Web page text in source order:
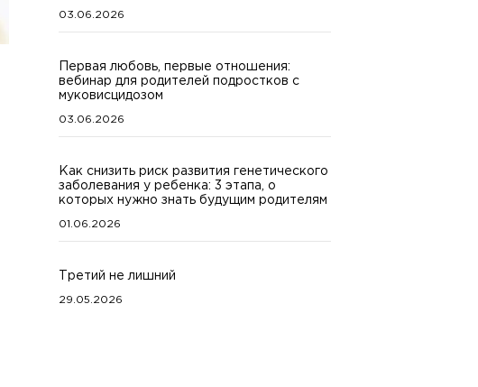
03.06.2026
Первая любовь, первые отношения:
вебинар для родителей подростков с
муковисцидозом
03.06.2026
Как снизить риск развития генетического
заболевания у ребенка: 3 этапа, о
которых нужно знать будущим родителям
01.06.2026
Третий не лишний
29.05.2026